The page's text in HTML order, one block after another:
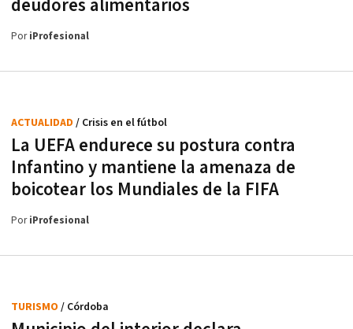
deudores alimentarios
PoriProfesional
La UEFA endurece su postura contra
Infantino y mantiene la amenaza de
boicotear los Mundiales de la FIFA
ACTUALIDAD / Crisis en el fútbol
PoriProfesional
TURISMO / Córdoba